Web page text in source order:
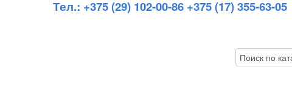
Тел.: +375 (29) 102-00-86 +375 (17) 355-63-05